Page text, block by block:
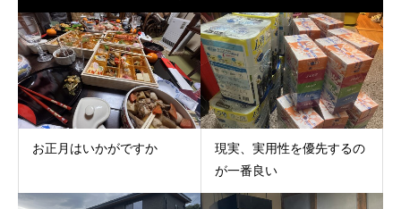
お正月はいかがですか
現実、実用性を優先するの
が一番良い